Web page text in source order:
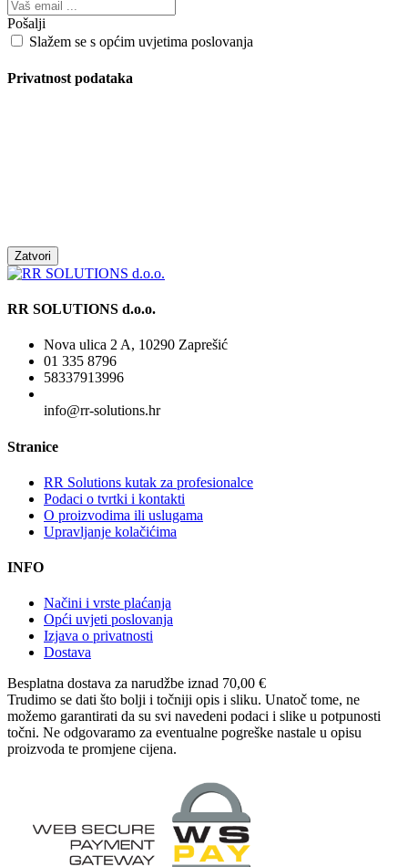
Pošalji
Slažem se s općim uvjetima poslovanja
Privatnost podataka
Zatvori
RR SOLUTIONS d.o.o.
Nova ulica 2 A, 10290 Zaprešić
01 335 8796
58337913996
info@rr-solutions.hr
Stranice
RR Solutions kutak za profesionalce
Podaci o tvrtki i kontakti
O proizvodima ili uslugama
Upravljanje kolačićima
INFO
Načini i vrste plaćanja
Opći uvjeti poslovanja
Izjava o privatnosti
Dostava
Besplatna dostava za narudžbe iznad 70,00 €
Trudimo se dati što bolji i točniji opis i sliku. Unatoč tome, ne
možemo garantirati da su svi navedeni podaci i slike u potpunosti
točni. Ne odgovaramo za eventualne pogreške nastale u opisu
proizvoda te promjene cijena.